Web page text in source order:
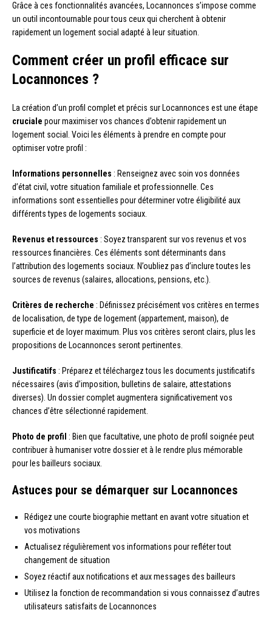
Grâce à ces fonctionnalités avancées, Locannonces s’impose comme
un outil incontournable pour tous ceux qui cherchent à obtenir
rapidement un logement social adapté à leur situation.
Comment créer un profil efficace sur
Locannonces ?
La création d’un profil complet et précis sur Locannonces est une étape
cruciale pour maximiser vos chances d’obtenir rapidement un
logement social. Voici les éléments à prendre en compte pour
optimiser votre profil :
Informations personnelles : Renseignez avec soin vos données
d’état civil, votre situation familiale et professionnelle. Ces
informations sont essentielles pour déterminer votre éligibilité aux
différents types de logements sociaux.
Revenus et ressources : Soyez transparent sur vos revenus et vos
ressources financières. Ces éléments sont déterminants dans
l’attribution des logements sociaux. N’oubliez pas d’inclure toutes les
sources de revenus (salaires, allocations, pensions, etc.).
Critères de recherche : Définissez précisément vos critères en termes
de localisation, de type de logement (appartement, maison), de
superficie et de loyer maximum. Plus vos critères seront clairs, plus les
propositions de Locannonces seront pertinentes.
Justificatifs : Préparez et téléchargez tous les documents justificatifs
nécessaires (avis d’imposition, bulletins de salaire, attestations
diverses). Un dossier complet augmentera significativement vos
chances d’être sélectionné rapidement.
Photo de profil : Bien que facultative, une photo de profil soignée peut
contribuer à humaniser votre dossier et à le rendre plus mémorable
pour les bailleurs sociaux.
Astuces pour se démarquer sur Locannonces
Rédigez une courte biographie mettant en avant votre situation et
vos motivations
Actualisez régulièrement vos informations pour refléter tout
changement de situation
Soyez réactif aux notifications et aux messages des bailleurs
Utilisez la fonction de recommandation si vous connaissez d’autres
utilisateurs satisfaits de Locannonces